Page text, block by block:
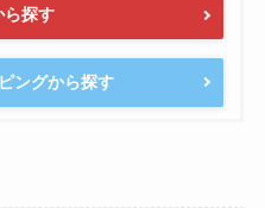
ら探す
ングから探す